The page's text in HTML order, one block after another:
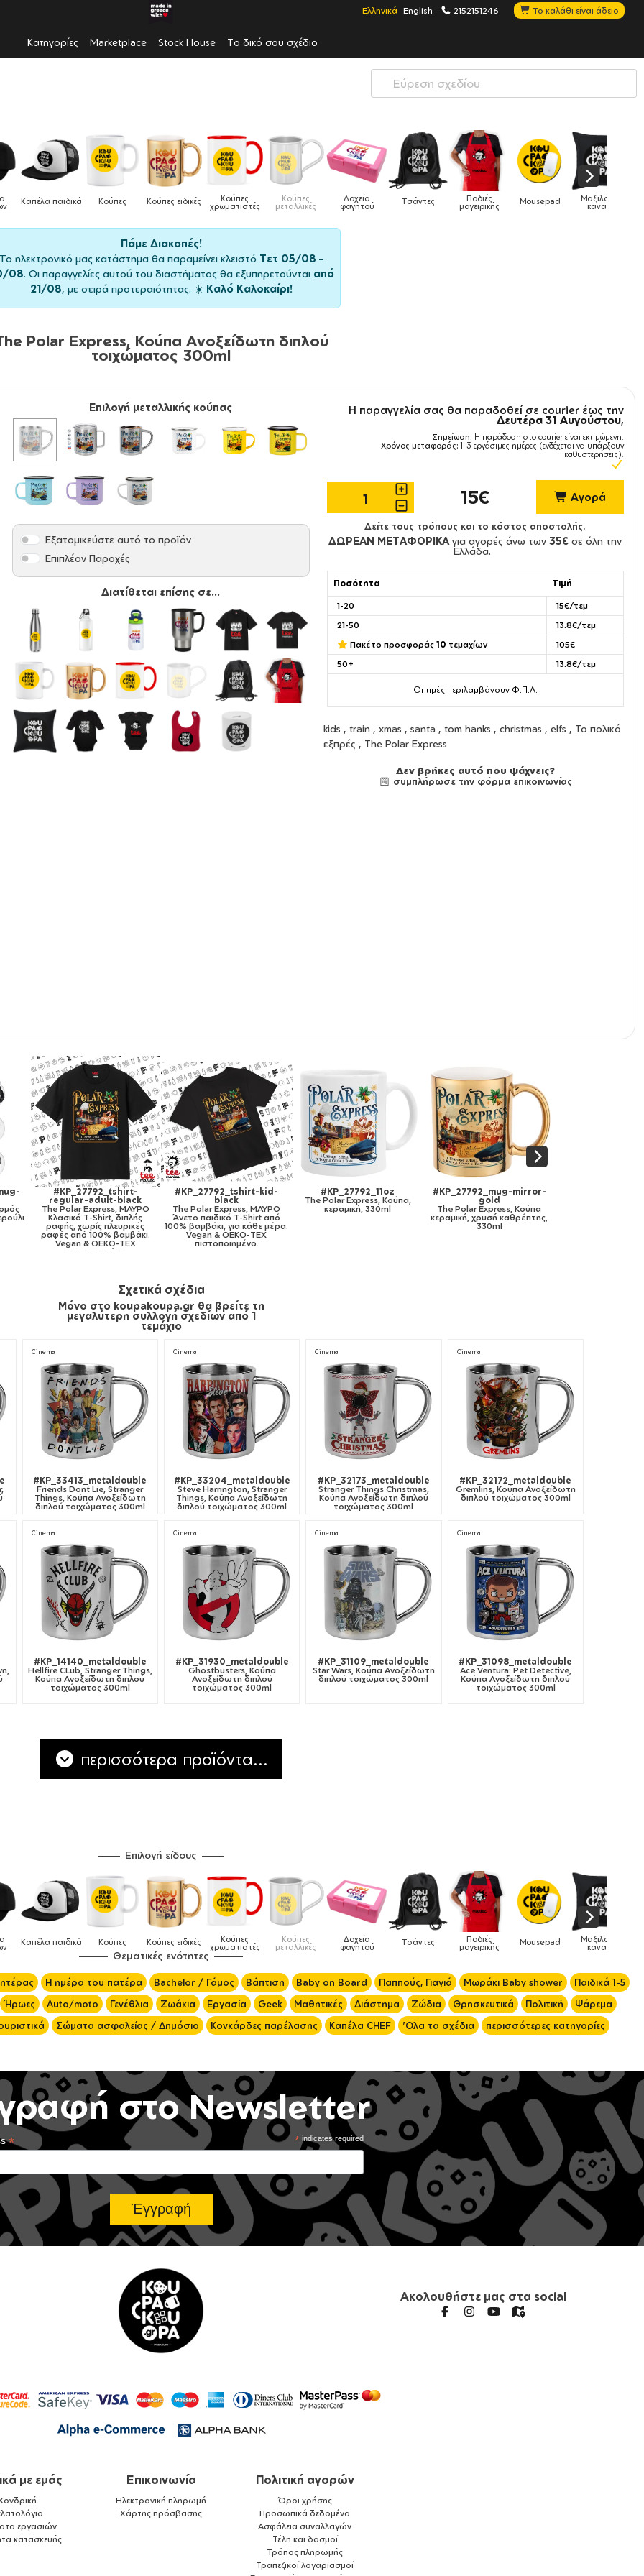
Ελληνικά English 2152151246 Το καλάθι είναι άδειο
Κατηγορίες Marketplace Stock House Το δικό σου σχέδιο
Κούπες
χρωματιστές
Κούπες
μεταλλικές
Δοχεία
φαγητού Τσάντες Ποδιές
μαγειρικής Mousepad Μαξιλάρια
καναπέ Phone Holders Ρολόγια Βρεφικά
Πάμε Διακοπές!
Το ηλεκτρονικό μας κατάστημα θα παραμείνει κλειστό Τετ 05/08 –
08. Οι παραγγελίες αυτού του διαστήματος θα εξυπηρετούνται από
21/08, με σειρά προτεραιότητας. ☀️ Καλό Καλοκαίρι!
Polar Express, Κούπα Ανοξείδωτη διπλού
τοιχώματος 300ml
Επιλογή μεταλλικής κούπας
Εξατομικεύστε αυτό το προϊόν
Επιπλέον Παροχές
Διατίθεται επίσης σε...
Η παραγγελία σας θα παραδοθεί σε courier έως την
Δευτέρα 31 Αυγούστου,
Σημείωση: Η παράδοση στο courier είναι εκτιμώμενη.
Χρόνος μεταφοράς: 1–3 εργάσιμες ημέρες (ενδέχεται να υπάρξουν
καθυστερήσεις).
15€ Αγορά
Δείτε τους τρόπους και το κόστος αποστολής.
ΔΩΡΕΑΝ ΜΕΤΑΦΟΡΙΚΑ για αγορές άνω των35€ σε όλη την
Ελλάδα.
Ποσότητα Τιμή
1-20
15€/τεμ
21-50
13.8€/τεμ
Πακέτο προσφοράς 10 τεμαχίων
105€
50+
13.8€/τεμ
Οι τιμές περιλαμβάνουν Φ.Π.Α.
kids , train , xmas , santa , tom hanks , christmas , elfs , Το πολικό
εξπρές , The Polar Express
Δεν βρήκες αυτό που ψάχνεις?
συμπλήρωσε την φόρμα επικοινωνίας
από
#KP_27792_11oz
The Polar Express, Κούπα,
κεραμική, 330ml
#KP_27792_mug-mirror-
gold
The Polar Express, Κούπα
κεραμική, χρυσή καθρέπτης,
330ml
#KP_27792_11ozcBLACK
The Polar Express, Κούπα
χρωματιστή μαύρη, κεραμική,
330ml
#KP_27792_metaldouble
The Polar Express, Κούπα
Ανοξείδωτη διπλού
τοιχώματος 300ml
Σχετικά σχέδια
Μόνο στο koupakoupa.gr θα βρείτε τη
μεγαλύτερη συλλογή σχεδίων από 1
τεμάχιο
Cinema
#KP_33413_metaldouble
Friends Dont Lie, Stranger
Things, Κούπα Ανοξείδωτη
διπλού τοιχώματος 300ml
Cinema
#KP_33204_metaldouble
Steve Harrington, Stranger
Things, Κούπα Ανοξείδωτη
διπλού τοιχώματος 300ml
Cinema
#KP_32173_metaldouble
Stranger Things Christmas,
Κούπα Ανοξείδωτη διπλού
τοιχώματος 300ml
Cinema
#KP_32172_metaldouble
Gremlins, Κούπα Ανοξείδωτη
διπλού τοιχώματος 300ml
Cinema
#KP_14140_metaldouble
Hellfire CLub, Stranger Things,
Κούπα Ανοξείδωτη διπλού
τοιχώματος 300ml
Cinema
#KP_31930_metaldouble
Ghostbusters, Κούπα
Ανοξείδωτη διπλού
τοιχώματος 300ml
Cinema
#KP_31109_metaldouble
Star Wars, Κούπα Ανοξείδωτη
διπλού τοιχώματος 300ml
Cinema
#KP_31098_metaldouble
Ace Ventura: Pet Detective,
Κούπα Ανοξείδωτη διπλού
τοιχώματος 300ml
περισσότερα προϊόντα...
Επιλογή είδους
Κούπες
χρωματιστές
Κούπες
μεταλλικές
Δοχεία
φαγητού Τσάντες Ποδιές
μαγειρικής Mousepad Μαξιλάρια
καναπέ Phone Holders Ρολόγια Βρεφικά
Θεματικές ενότητες
Η ημέρα του πατέρα Bachelor / Γάμος Βάπτιση Baby on Board Παππούς, Γιαγιά Μωράκι Baby shower
Παιδικά 1-5
Ήρωες Auto/moto Γενέθλια Ζωάκια Εργασία Geek Μαθητικές Διάστημα Ζώδια Θρησκευτικά Πολιτική
Ψάρεμα
Σώματα ασφαλείας / Δημόσιο Κονκάρδες παρέλασης Καπέλα CHEF 'Ολα τα σχέδια περισσότερες κατηγορίες
στο Newsletter
*indicates required
*
Ακολουθήστε μας στα social
με εμάς
εργασιών
κατασκευής
Επικοινωνία
Ηλεκτρονική πληρωμή
Χάρτης πρόσβασης
Πολιτική αγορών
Όροι χρήσης
Προσωπικά δεδομένα
Ασφάλεια συναλλαγών
Τέλη και δασμοί
Τρόπος πληρωμής
Τραπεζικοί λογαριασμοί